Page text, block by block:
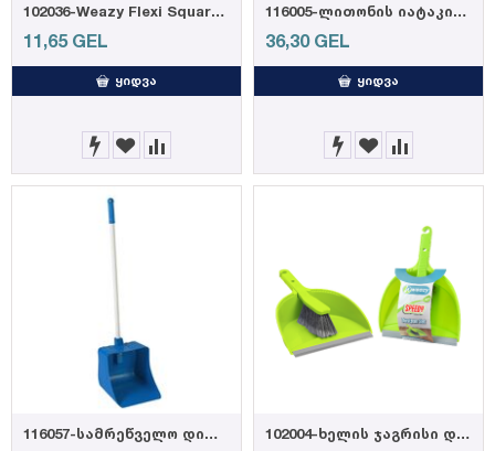
102036-Weazy Flexi Square ტუალეტის ჯაგრისი (12)
11,65 GEL
ᲧᲘᲓᲕᲐ
116005-ლითონის იატაკის საწმენდი 55სმ ეკო
36,30 GEL
ᲧᲘᲓᲕᲐ
116057-სამრეწველო დიდი ნაგვის ასაღები 102004-ხელის ჯაგრისი და ნაგვის ასაღები